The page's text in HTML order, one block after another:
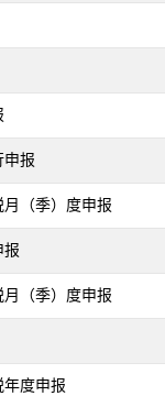
申报
（季）度申报
报
（季）度申报
年度申报